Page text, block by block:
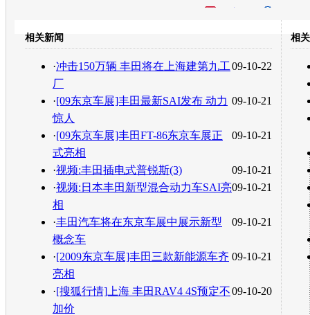
转发至：
相关新闻
09-10-22
·冲击150万辆 丰田将在上海建第九工
厂
09-10-21
·[09东京车展]丰田最新SAI发布 动力
惊人
09-10-21
·[09东京车展]丰田FT-86东京车展正
式亮相
09-10-21
·视频:丰田插电式普锐斯(3)
09-10-21
·视频:日本丰田新型混合动力车SAI亮
相
09-10-21
·丰田汽车将在东京车展中展示新型
概念车
09-10-21
·[2009东京车展]丰田三款新能源车齐
亮相
09-10-20
·[搜狐行情]上海 丰田RAV4 4S预定不
加价
相